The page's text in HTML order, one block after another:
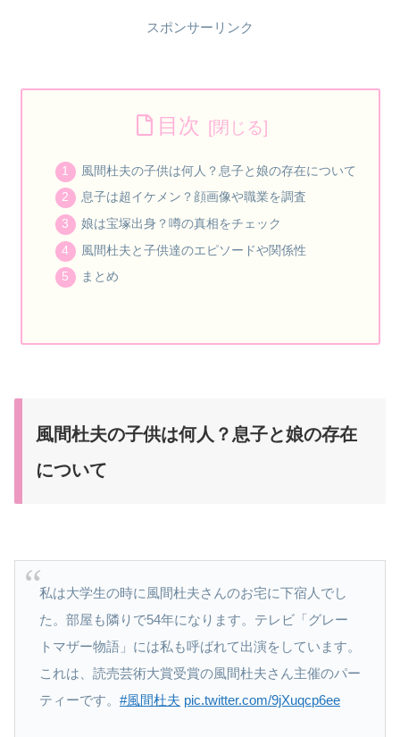
スポンサーリンク
目次
風間杜夫の子供は何人？息子と娘の存在について
息子は超イケメン？顔画像や職業を調査
娘は宝塚出身？噂の真相をチェック
風間杜夫と子供達のエピソードや関係性
まとめ
風間杜夫の子供は何人？息子と娘の存在
について
私は大学生の時に風間杜夫さんのお宅に下宿人でし
た。部屋も隣りで54年になります。テレビ「グレー
トマザー物語」には私も呼ばれて出演をしています。
これは、読売芸術大賞受賞の風間杜夫さん主催のパー
ティーです。 #風間杜夫 pic.twitter.com/9jXuqcp6ee